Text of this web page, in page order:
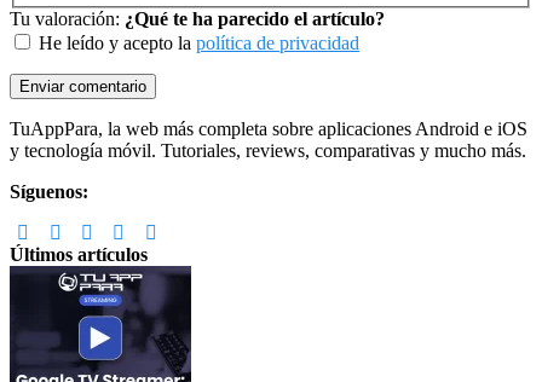
Tu valoración: ¿Qué te ha parecido el artículo?
He leído y acepto la política de privacidad
Footer
TuAppPara, la web más completa sobre aplicaciones Android e iOS
y tecnología móvil. Tutoriales, reviews, comparativas y mucho más.
Síguenos:
Últimos artículos